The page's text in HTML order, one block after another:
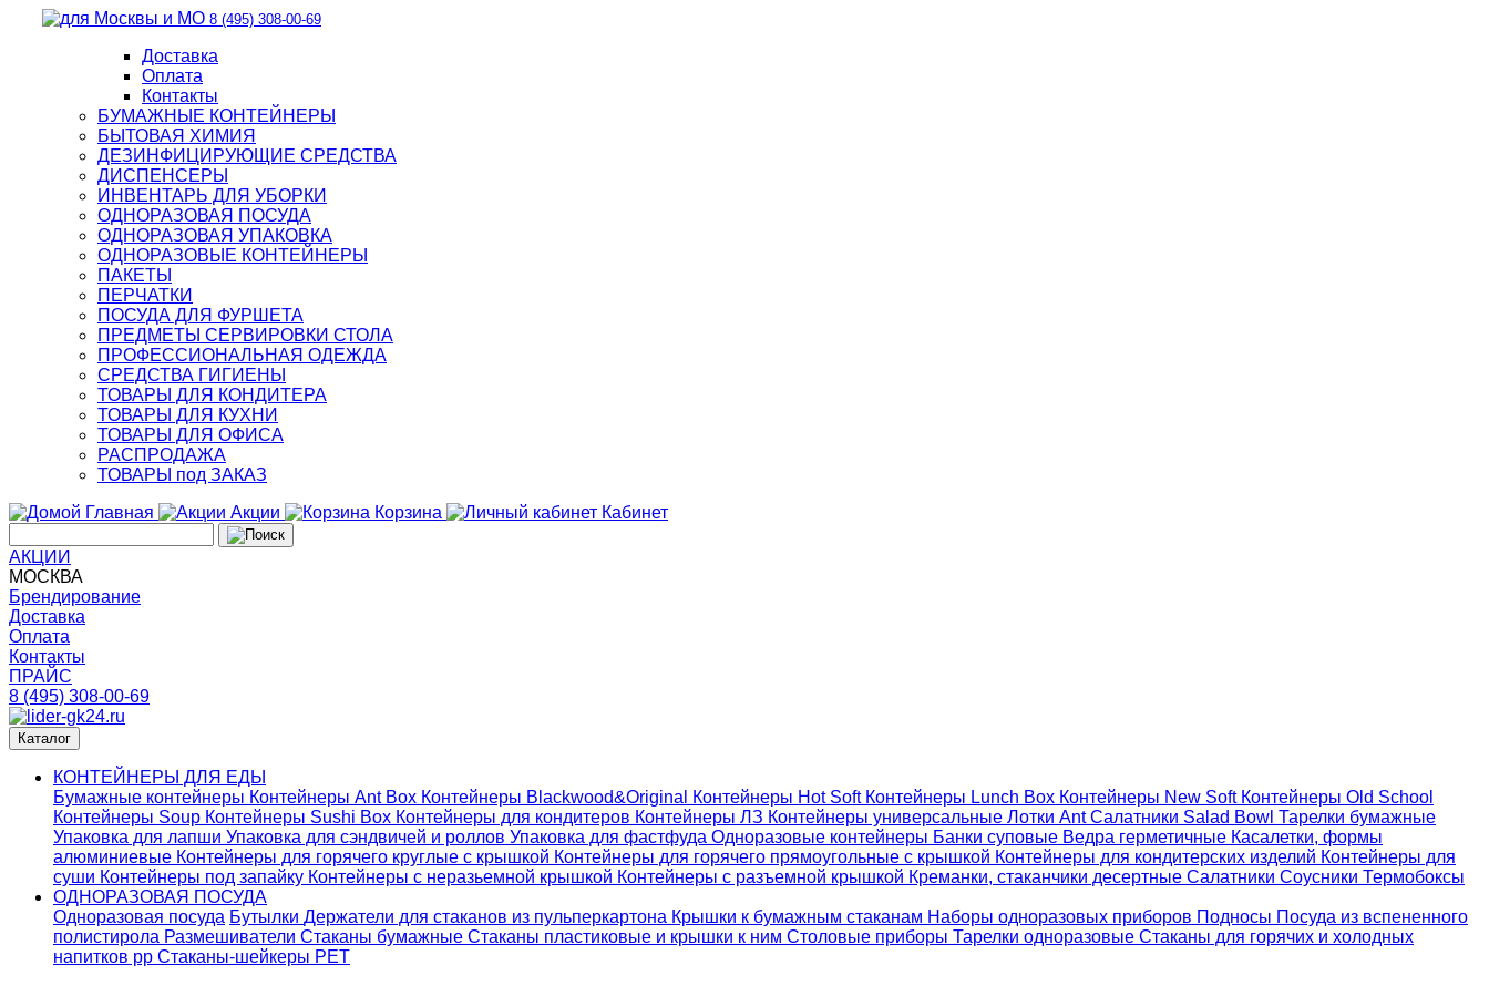
8 (495) 308-00-69
Доставка
Оплата
Контакты
БУМАЖНЫЕ КОНТЕЙНЕРЫ
БЫТОВАЯ ХИМИЯ
ДЕЗИНФИЦИРУЮЩИЕ СРЕДСТВА
ДИСПЕНСЕРЫ
ИНВЕНТАРЬ ДЛЯ УБОРКИ
ОДНОРАЗОВАЯ ПОСУДА
ОДНОРАЗОВАЯ УПАКОВКА
ОДНОРАЗОВЫЕ КОНТЕЙНЕРЫ
ПАКЕТЫ
ПЕРЧАТКИ
ПОСУДА ДЛЯ ФУРШЕТА
ПРЕДМЕТЫ СЕРВИРОВКИ СТОЛА
ПРОФЕССИОНАЛЬНАЯ ОДЕЖДА
СРЕДСТВА ГИГИЕНЫ
ТОВАРЫ ДЛЯ КОНДИТЕРА
ТОВАРЫ ДЛЯ КУХНИ
ТОВАРЫ ДЛЯ ОФИСА
РАСПРОДАЖА
ТОВАРЫ под ЗАКАЗ
Главная
Акции Корзина Кабинет
АКЦИИ
МОСКВА
Брендирование
Доставка
Оплата
Контакты
ПРАЙС
8 (495) 308-00-69
Каталог
КОНТЕЙНЕРЫ ДЛЯ ЕДЫ
Бумажные контейнеры Контейнеры Ant Box Контейнеры Blackwood&Original Контейнеры Hot Soft Контейнеры Lunch Box Контейнеры New Soft Контейнеры Old School
Контейнеры Soup Контейнеры Sushi Box Контейнеры для кондитеров Контейнеры ЛЗ Контейнеры универсальные Лотки AntСалатники Salad Bowl Тарелки бумажные
Упаковка для лапши Упаковка для сэндвичей и роллов Упаковка для фастфуда Одноразовые контейнеры Банки суповые Ведра герметичные Касалетки, формы
алюминиевые Контейнеры для горячего круглые с крышкой Контейнеры для горячего прямоугольные с крышкой Контейнеры для кондитерских изделий Контейнеры для
суши Контейнеры под запайку Контейнеры с неразьемной крышкой Контейнеры с разъемной крышкой Креманки, стаканчики десертные Салатники Соусники Термобоксы
ОДНОРАЗОВАЯ ПОСУДА
Одноразовая посуда Бутылки Держатели для стаканов из пульперкартона Крышки к бумажным стаканам Наборы одноразовых приборов Подносы Посуда из вспененного
полистирола Размешиватели Стаканы бумажные Стаканы пластиковые и крышки к ним Столовые приборы Тарелки одноразовые Стаканы для горячих и холодных
напитков pp Стаканы-шейкеры PET